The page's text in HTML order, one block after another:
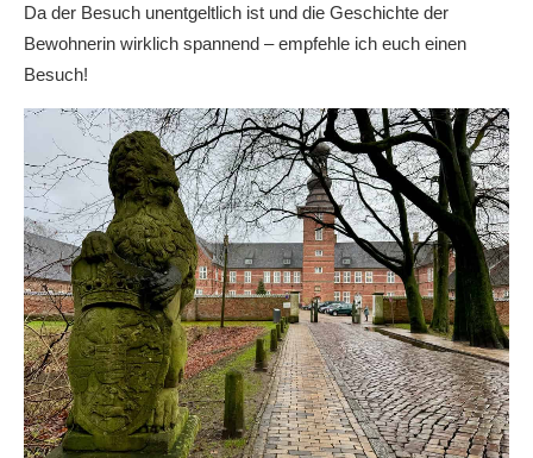
Da der Besuch unentgeltlich ist und die Geschichte der
Bewohnerin wirklich spannend – empfehle ich euch einen
Besuch!